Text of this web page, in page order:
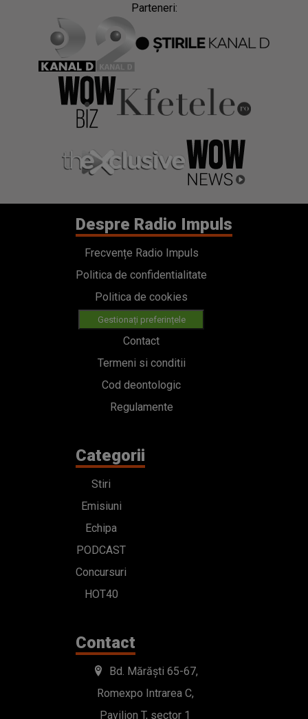
Parteneri:
Despre Radio Impuls
Frecvențe Radio Impuls
Politica de confidentialitate
Politica de cookies
Gestionați preferințele
Contact
Termeni si conditii
Cod deontologic
Regulamente
Categorii
Stiri
Emisiuni
Echipa
PODCAST
Concursuri
HOT40
Contact
Bd. Mărăști 65-67,
Romexpo Intrarea C,
Pavilion T, sector 1